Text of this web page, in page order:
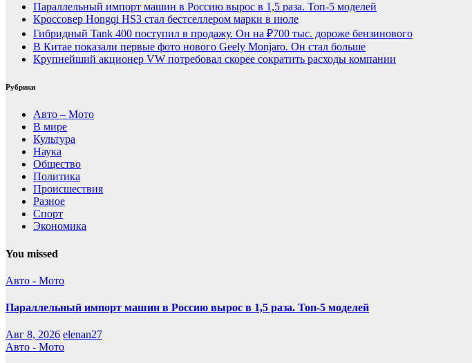
Параллельный импорт машин в Россию вырос в 1,5 раза. Топ-5 моделей
Кроссовер Hongqi HS3 стал бестселлером марки в июле
Гибридный Tank 400 поступил в продажу. Он на ₽700 тыс. дороже бензинового
В Китае показали первые фото нового Geely Monjaro. Он стал больше
Крупнейший акционер VW потребовал скорее сократить расходы компании
Рубрики
Авто – Мото
В мире
Культура
Наука
Общество
Политика
Происшествия
Разное
Спорт
Экономика
You missed
Авто - Мото
Параллельный импорт машин в Россию вырос в 1,5 раза. Топ-5 моделей
Авг 8, 2026 elenan27
Авто - Мото